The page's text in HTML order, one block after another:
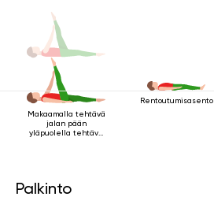
Makaamalla tehtävä
jalan pään
yläpuolella tehtävä
Rentoutumisasento
Palkinto